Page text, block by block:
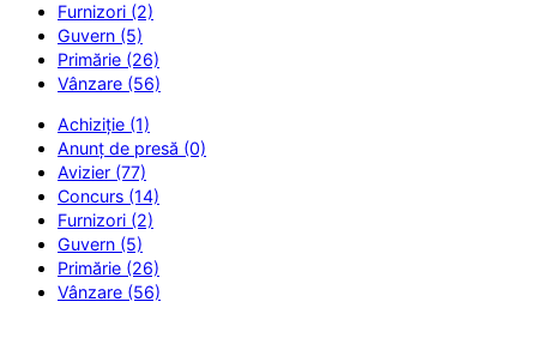
Furnizori (2)
Guvern (5)
Primărie (26)
Vânzare (56)
Achiziție (1)
Anunț de presă (0)
Avizier (77)
Concurs (14)
Furnizori (2)
Guvern (5)
Primărie (26)
Vânzare (56)